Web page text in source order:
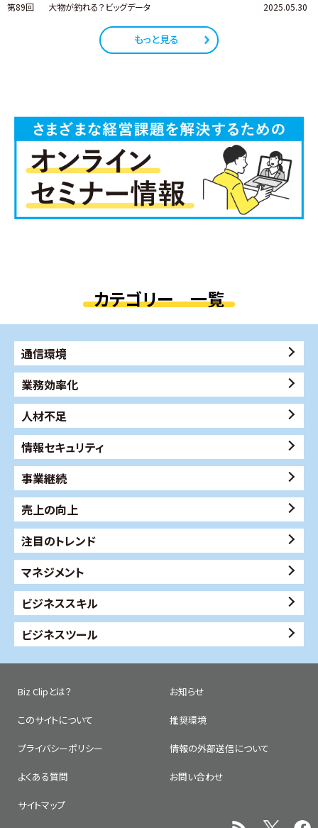
第89回
大物が釣れる？ビッグデータ 2025.05.30
もっと見る
カテゴリー 一覧
通信環境
業務効率化
人材不足
情報セキュリティ
事業継続
売上の向上
注目のトレンド
マネジメント
ビジネススキル
ビジネスツール
Biz Clipとは？ お知らせ
このサイトについて 推奨環境
プライバシーポリシー 情報の外部送信について
よくある質問 お問い合わせ
サイトマップ